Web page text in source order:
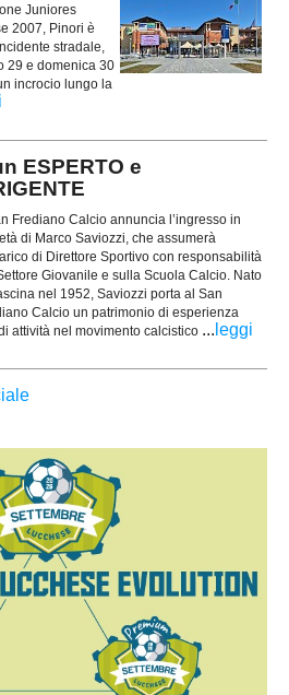
Juniores
2007, Pinori è
stradale,
29 e domenica 30
incrocio lungo la
ESPERTO e
Frediano Calcio annuncia l’ingresso in
di Marco Saviozzi, che assumerà
di Direttore Sportivo con responsabilità
Giovanile e sulla Scuola Calcio. Nato
nel 1952, Saviozzi porta al San
Calcio un patrimonio di esperienza
attività nel movimento calcistico ... leggi